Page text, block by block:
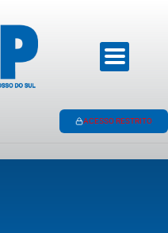
ACESSO RESTRITO